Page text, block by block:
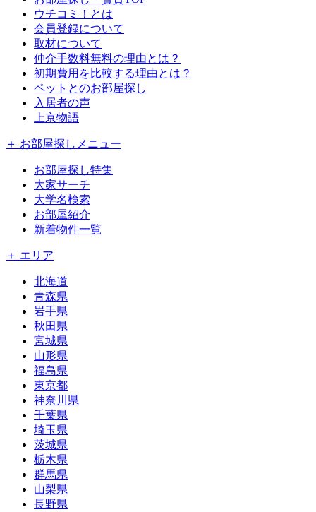
ウチコミ！とは
会員登録について
取材について
仲介手数料無料の理由とは？
初期費用を比較する理由とは？
ペットとのお部屋探し
入居者の声
上京物語
＋ お部屋探しメニュー
お部屋探し特集
大家サーチ
大学名検索
お部屋紹介
新着物件一覧
＋ エリア
北海道
青森県
岩手県
秋田県
宮城県
山形県
福島県
東京都
神奈川県
千葉県
埼玉県
茨城県
栃木県
群馬県
山梨県
長野県